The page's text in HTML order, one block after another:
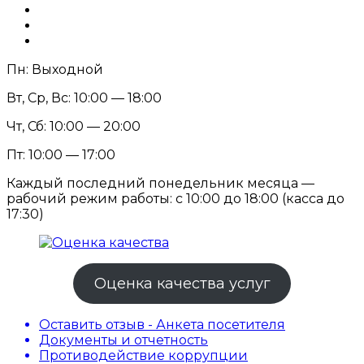
Пн: Выходной
Вт, Ср, Вс: 10:00 — 18:00
Чт, Сб: 10:00 — 20:00
Пт: 10:00 — 17:00
Каждый последний понедельник месяца —
рабочий режим работы: с 10:00 до 18:00 (касса до
17:30)
Оценка качества услуг
Оставить отзыв - Анкета посетителя
Документы и отчетность
Противодействие коррупции